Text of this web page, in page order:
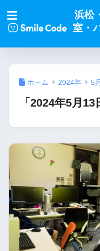
浜松
室・
ホーム 2024年 5月
「2024年5月